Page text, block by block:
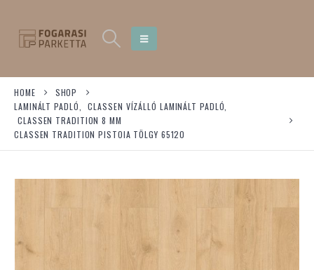
HOME
SHOP
LAMINÁLT PADLÓ
CLASSEN VÍZÁLLÓ LAMINÁLT PADLÓ
CLASSEN TRADITION 8 MM
CLASSEN TRADITION PISTOIA TÖLGY 65120